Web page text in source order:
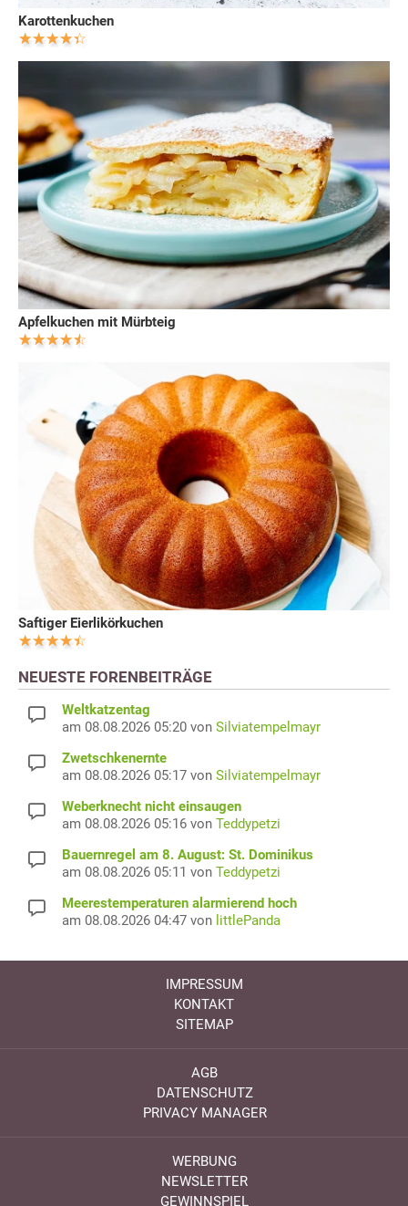
Karottenkuchen
Apfelkuchen mit Mürbteig
Saftiger Eierlikörkuchen
NEUESTE FORENBEITRÄGE
Weltkatzentag
am 08.08.2026 05:20 von Silviatempelmayr
Zwetschkenernte
am 08.08.2026 05:17 von Silviatempelmayr
Weberknecht nicht einsaugen
am 08.08.2026 05:16 von Teddypetzi
Bauernregel am 8. August: St. Dominikus
am 08.08.2026 05:11 von Teddypetzi
Meerestemperaturen alarmierend hoch
am 08.08.2026 04:47 von littlePanda
IMPRESSUM
KONTAKT
SITEMAP
AGB
DATENSCHUTZ
PRIVACY MANAGER
WERBUNG
NEWSLETTER
GEWINNSPIEL